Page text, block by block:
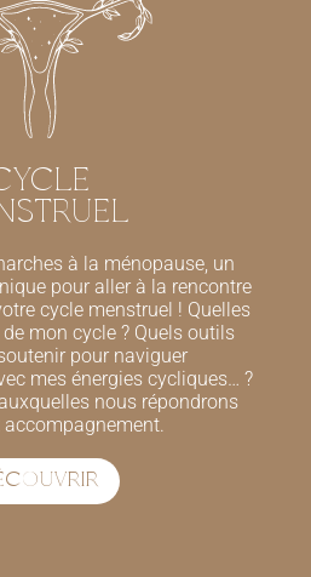
à la ménopause, un
pour aller à la rencontre
cycle menstruel ! Quelles
mon cycle ? Quels outils
pour naviguer
mes énergies cycliques… ?
nous répondrons
accompagnement.